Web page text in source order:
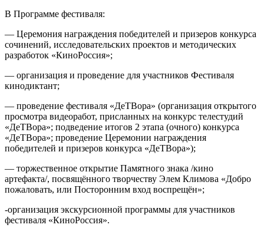
В Программе фестиваля:
— Церемония награждения победителей и призеров конкурса
сочинений, исследовательских проектов и методических
разработок «КиноРоссия»;
— организация и проведение для участников Фестиваля
кинодиктант;
— проведение фестиваля «ДеТВора» (организация открытого
просмотра видеоработ, присланных на конкурс телестудий
«ДеТВора»; подведение итогов 2 этапа (очного) конкурса
«ДеТВора»; проведение Церемонии награждения
победителей и призеров конкурса «ДеТВора»);
— торжественное открытие Памятного знака /кино
артефакта/, посвящённого творчеству Элем Климова «Добро
пожаловать, или Посторонним вход воспрещён»;
-организация экскурсионной программы для участников
фестиваля «КиноРоссия».